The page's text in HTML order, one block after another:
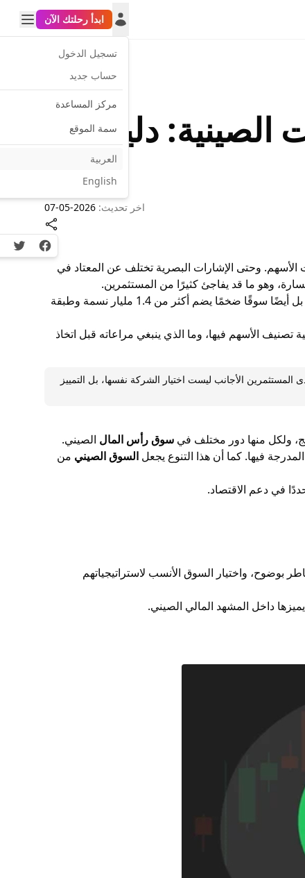
تسجيل الدخول
حساب جديد
مركز المساعدة
سمة الموقع
العربية
English
ابدأ رحلتك الآن
الصينية: دليل
اخر تحديث:
Facebook
الأسهم. وحتى الإشارات البصرية تختلف عن المعتاد في
وهو ما قد يفاجئ كثيرًا من المستثمرين.
لكن ما الذي يجعل هذا السوق جديرًا بالاهتمام؟ الصين ليست فقط ثاني أكبر اقتصاد في العالم، بل أيضًا سوقًا ضخمًا يضم أكثر من 1.4 مليار نسمة وطبقة
الأسهم فيها، وما الذي ينبغي مراعاته قبل اتخاذ
وجدنا أن أكبر نقطة التباس لدى المستثمرين الأجانب ليست اختيار الشركة نفسها، بل التمييز
ولكل منها دور مختلف فيسوق رأس المال الصيني.
فيها. كما أن هذا التنوع يجعلالسوق الصيني من
في دعم الاقتصاد.
بوضوح، واختيار السوق الأنسب لاستراتيجياتهم
داخل المشهد المالي الصيني.